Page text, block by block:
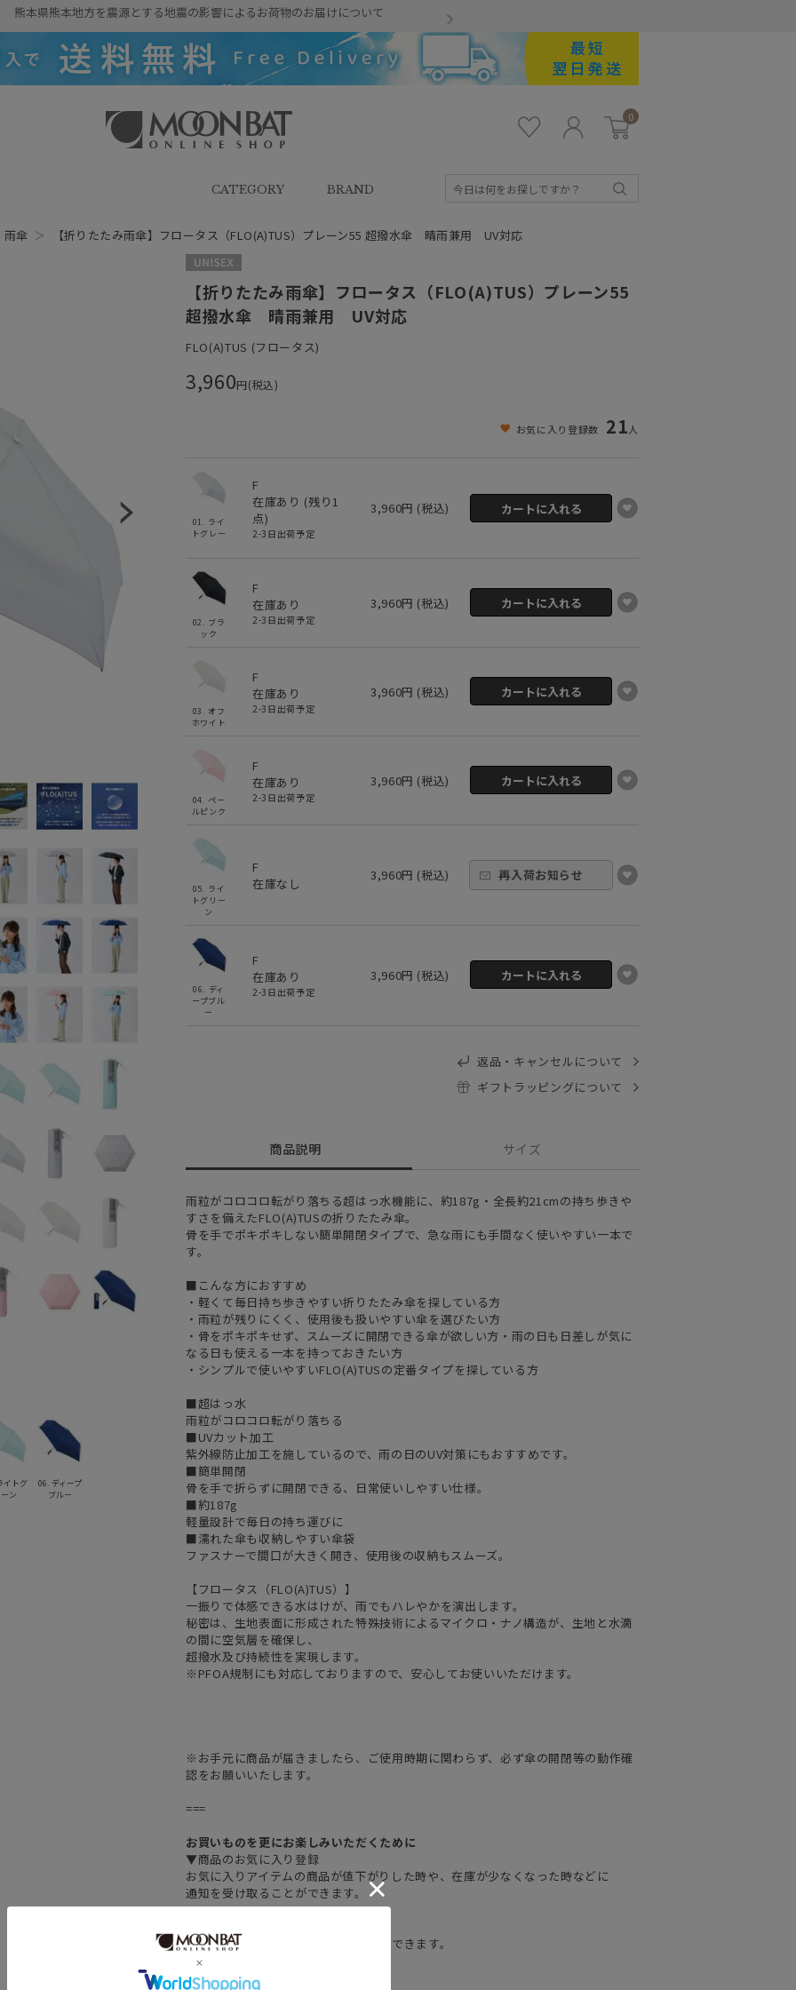
熊本県熊本地方を震源とする地震の影響によるお荷物のお届けについて
SHOP（ムーンバットオンラインシ
イ
ン
0
CATEGORY BRAND
雨傘 ＞ 【折りたたみ雨傘】フロータス（FLO(A)TUS）プレーン55 超撥水傘 晴雨兼用 UV対応
イトグ
ン
06. ディープ
ブルー
【折りたたみ雨傘】フロータス（FLO(A)TUS）プレーン55
超撥水傘 晴雨兼用 UV対応
FLO(A)TUS (フロータス)
3,960円(税込)
お気に入り登録数 21人
01. ライ
トグレー
F
在庫あり (残り1
点)
2-3日出荷予定
3,960円 (税込)
02. ブラ
ック
F
在庫あり
2-3日出荷予定
3,960円 (税込)
03. オフ
ホワイト
F
在庫あり
2-3日出荷予定
3,960円 (税込)
04. ペー
ルピンク
F
在庫あり
2-3日出荷予定
3,960円 (税込)
05. ライ
トグリー
ン
F
在庫なし
3,960円 (税込) 再入荷お知らせ
06. ディ
ープブル
ー
F
在庫あり
2-3日出荷予定
3,960円 (税込)
返品・キャンセルについて
ギフトラッピングについて
商品説明 サイズ
雨粒がコロコロ転がり落ちる超はっ水機能に、約187g・全長約21cmの持ち歩きや
すさを備えたFLO(A)TUSの折りたたみ傘。
骨を手でポキポキしない簡単開閉タイプで、急な雨にも手間なく使いやすい一本で
す。
■こんな方におすすめ
・軽くて毎日持ち歩きやすい折りたたみ傘を探している方
・雨粒が残りにくく、使用後も扱いやすい傘を選びたい方
・骨をポキポキせず、スムーズに開閉できる傘が欲しい方・雨の日も日差しが気に
なる日も使える一本を持っておきたい方
・シンプルで使いやすいFLO(A)TUSの定番タイプを探している方
■超はっ水
雨粒がコロコロ転がり落ちる
■UVカット加工
紫外線防止加工を施しているので、雨の日のUV対策にもおすすめです。
■簡単開閉
骨を手で折らずに開閉できる、日常使いしやすい仕様。
■約187g
軽量設計で毎日の持ち運びに
■濡れた傘も収納しやすい傘袋
ファスナーで間口が大きく開き、使用後の収納もスムーズ。
【フロータス（FLO(A)TUS）】
一振りで体感できる水はけが、雨でもハレやかを演出します。
秘密は、生地表面に形成された特殊技術によるマイクロ・ナノ構造が、生地と水滴
の間に空気層を確保し、
超撥水及び持続性を実現します。
※PFOA規制にも対応しておりますので、安心してお使いいただけます。
※お手元に商品が届きましたら、ご使用時期に関わらず、必ず傘の開閉等の動作確
認をお願いいたします。
===
お買いものを更にお楽しみいただくために
▼商品のお気に入り登録
お気に入りアイテムの商品が値下がりした時や、在庫が少なくなった時などに
通知を受け取ることができます。
新作の情報をいち早く受け取ることができます。
メルマガ登録はこちらから▼
===